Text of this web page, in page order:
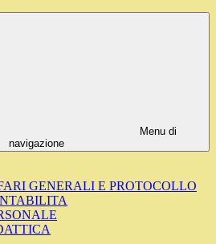
Menu di
navigazione
GENERALI E PROTOCOLLO